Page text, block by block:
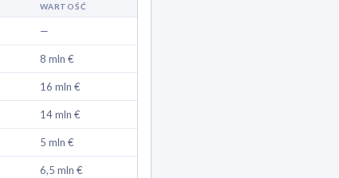
WARTOŚĆ
—
8 mln €
16 mln €
14 mln €
5 mln €
6,5 mln €